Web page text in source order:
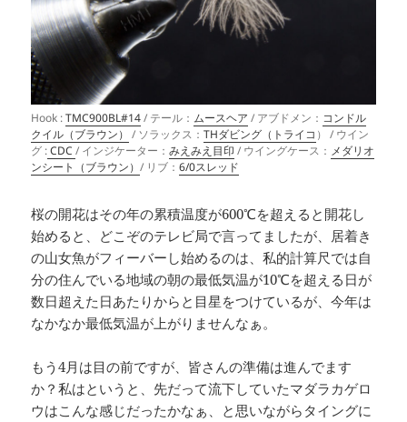
Hook :TMC900BL#14/ テール：ムースヘア / アブドメン： コンドル
クイル（ブラウン） / ソラックス：THダビング（トライコ ） / ウイン
グ :CDC/ インジケーター：みえみえ目印 / ウイングケース： メダリオ
ンシート（ブラウン）/ リブ：6/0スレッド
桜の開花はその年の累積温度が600℃を超えると開花し
始めると、どこぞのテレビ局で言ってましたが、居着き
の山女魚がフィーバーし始めるのは、私的計算尺では自
分の住んでいる地域の朝の最低気温が10℃を超える日が
数日超えた日あたりからと目星をつけているが、今年は
なかなか最低気温が上がりませんなぁ。
もう4月は目の前ですが、皆さんの準備は進んでます
か？私はというと、先だって流下していたマダラカゲロ
ウはこんな感じだったかなぁ、と思いながらタイングに